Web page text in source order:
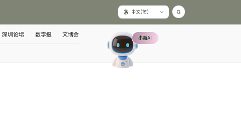
中文(简)
深圳论坛 数字报 文博会 小新AI